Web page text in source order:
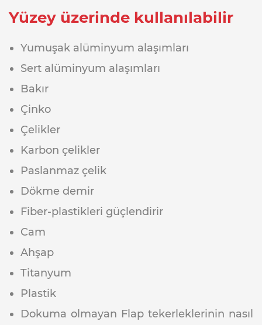
Yüzey üzerinde kullanılabilir
Yumuşak alüminyum alaşımları
Sert alüminyum alaşımları
Bakır
Çinko
Çelikler
Karbon çelikler
Paslanmaz çelik
Dökme demir
Fiber-plastikleri güçlendirir
Cam
Ahşap
Titanyum
Plastik
Dokuma olmayan Flap tekerleklerinin nasıl